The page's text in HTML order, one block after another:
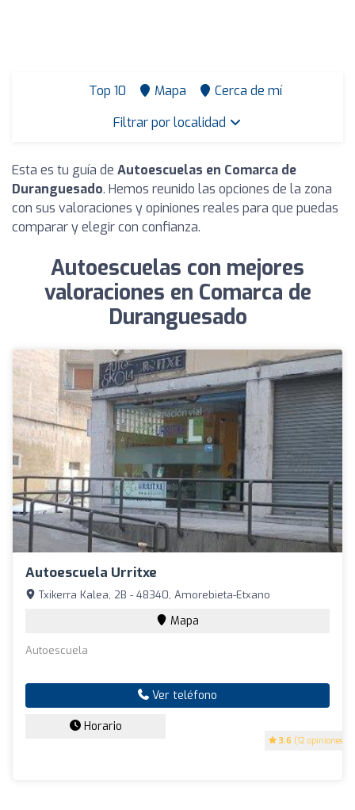
Top 10 Mapa
Cerca de mí
Filtrar por localidad
Esta es tu guía de Autoescuelas en Comarca de
Duranguesado. Hemos reunido las opciones de la zona
con sus valoraciones y opiniones reales para que puedas
comparar y elegir con confianza.
Autoescuelas con mejores
valoraciones en Comarca de
Duranguesado
Autoescuela Urritxe
3.6 (12 opiniones)
Txikerra Kalea, 2B - 48340, Amorebieta-Etxano
Mapa
Autoescuela
Ver teléfono
Horario